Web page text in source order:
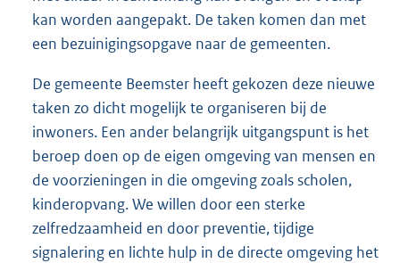
kan worden aangepakt. De taken komen dan met
een bezuinigingsopgave naar de gemeenten.
De gemeente Beemster heeft gekozen deze nieuwe
taken zo dicht mogelijk te organiseren bij de
inwoners. Een ander belangrijk uitgangspunt is het
beroep doen op de eigen omgeving van mensen en
de voorzieningen in die omgeving zoals scholen,
kinderopvang. We willen door een sterke
zelfredzaamheid en door preventie, tijdige
signalering en lichte hulp in de directe omgeving het